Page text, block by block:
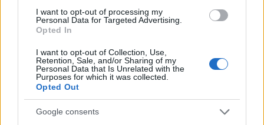
I want to opt-out of processing my
Personal Data for Targeted Advertising.
Opted In
I want to opt-out of Collection, Use,
Retention, Sale, and/or Sharing of my
Personal Data that Is Unrelated with the
Purposes for which it was collected.
Opted Out
Google consents
Wall Street sta infatti seguendo questo sciopero
molto attentamente, e non è difficile capire con
Questa situazione sta creando problemi enormi
anche per i prossimi festival del cinema, da
Locarno a Venezia, Toronto e Telluride, che non